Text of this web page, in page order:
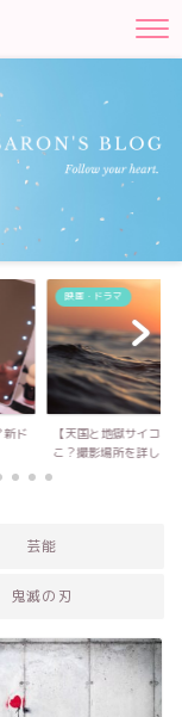
ド
映画・ドラマ
【天国と地獄サイコな
こ？撮影場所を詳しく...
芸能
鬼滅の刃